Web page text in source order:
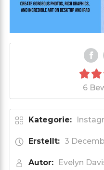
6
Kategorie:
Erstellt: 3
Autor: Evelyn